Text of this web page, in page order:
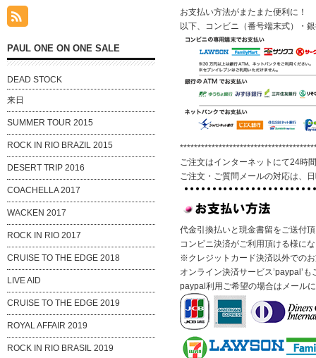
お支払い方法がまたまた便利に！
以下、コンビニ（番号端末式）・
ご注文はインターネットにて24時
ご注文・ご質問メールの対応は、
代金引換払いと現金書留をご送付
コンビニ決済がご利用頂ける様に
※クレジットカード決済以外での
オンライン決済サービス’paypal’
paypal利用ご希望の場合はメール
PAUL ONE ON ONE SALE
DEAD STOCK
来日
SUMMER TOUR 2015
ROCK IN RIO BRAZIL 2015
DESERT TRIP 2016
COACHELLA 2017
WACKEN 2017
ROCK IN RIO 2017
CRUISE TO THE EDGE 2018
LIVE AID
CRUISE TO THE EDGE 2019
ROYAL AFFAIR 2019
ROCK IN RIO BRASIL 2019